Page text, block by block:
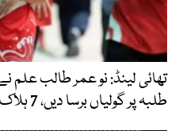
تھائی لینڈ: نو عمر طالب علم
طلبہ پر گولیاں برسا دیں، 7 ہلاک، متعدد زخمی